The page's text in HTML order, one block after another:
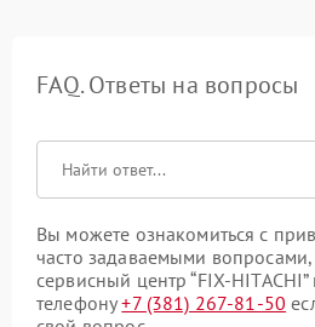
FAQ. Ответы на вопросы
Вы можете ознакомиться с
часто задаваемыми
сервисный центр “FIX-
телефону+7 (381) 267-81-50